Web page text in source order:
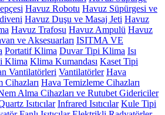
Havuz Robotu Havuz Süpürgesi ve
Havuz Duşu ve Masaj Jeti Havuz
Havuz Trafosu Havuz Ampulü Havuz
ve Aksesuarları ISITMA VE
Portatif Klima Duvar Tipi Klima Isı
Klima Klima Kumandası Kaset Tipi
Vantilatörleri Vantilatörler Hava
Cihazları Hava Temizleme Cihazları
Alma Cihazları ve Rutubet Gidericiler
Isıtıcılar Infrared Isıtıcılar Kule Tipi